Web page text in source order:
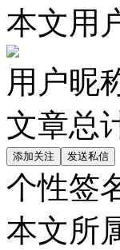
本文用
用户昵
文章总
个性签
本文所